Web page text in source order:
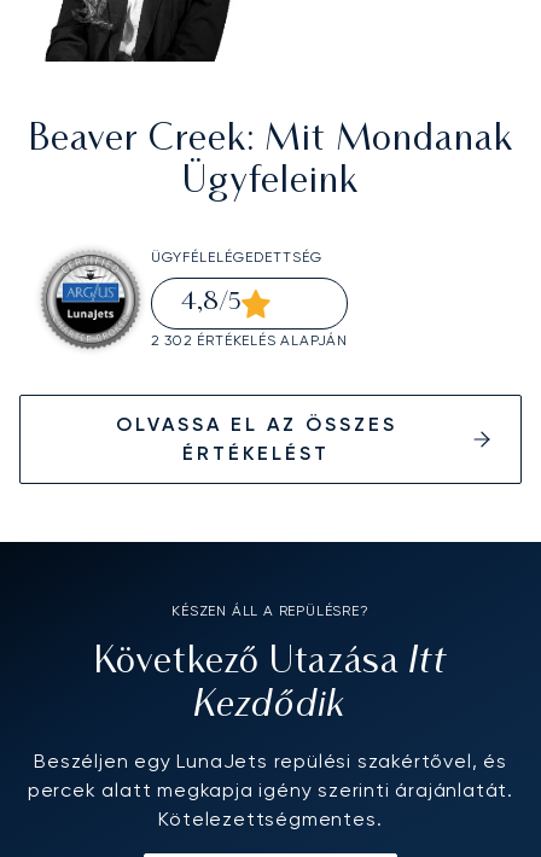
Beaver Creek: Mit Mondanak
Ügyfeleink
ÜGYFÉLELÉGEDETTSÉG
4,8/5
2 302 ÉRTÉKELÉS ALAPJÁN
OLVASSA EL AZ ÖSSZES
ÉRTÉKELÉST
KÉSZEN ÁLL A REPÜLÉSRE?
Következő Utazása Itt
Kezdődik
Beszéljen egy LunaJets repülési szakértővel, és
percek alatt megkapja igény szerinti árajánlatát.
Kötelezettségmentes.